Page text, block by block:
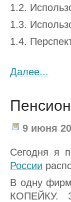
1.2.
1.3.
1.4.
Далее...
9 июня
Сегодня я
России
В одну
КОПЕЙКУ.